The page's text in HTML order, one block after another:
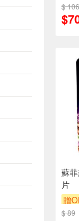
贈
$
蘇
片
贈
贈
$ 89